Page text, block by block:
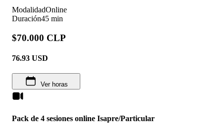
ModalidadOnline
Duración45 min
$70.000 CLP
76.93 USD
Ver horas
Pack de 4 sesiones online Isapre/Particular